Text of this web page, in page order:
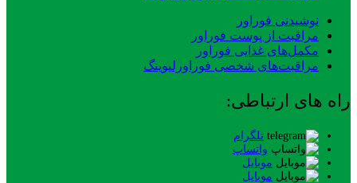
نوشیدنی فوراور
مراقبت از پوست فوراور
مکمل‌های غذایی فوراور
مراقبت‌های شخصی فوراورلیوینگ
راه های ارتباطی:
تلگرام
واتساپ
موبایل
موبایل